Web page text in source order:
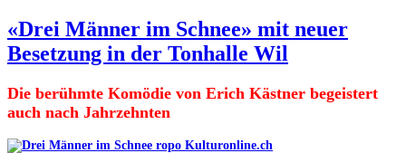
«Drei Männer im Schnee» mit neuer
Besetzung in der Tonhalle Wil
Die berühmte Komödie von Erich Kästner begeistert
auch nach Jahrzehnten